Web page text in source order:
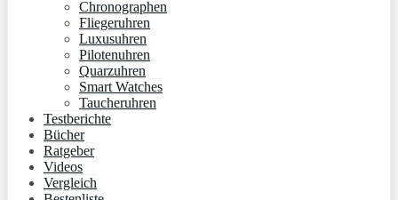
Chronographen
Fliegeruhren
Luxusuhren
Pilotenuhren
Quarzuhren
Smart Watches
Taucheruhren
Testberichte
Bücher
Ratgeber
Videos
Vergleich